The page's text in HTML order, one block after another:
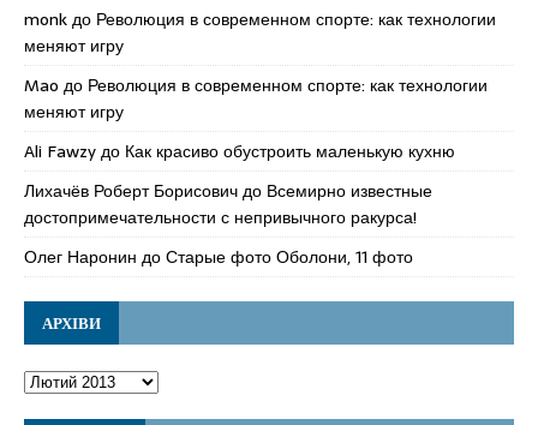
monkдо Революция в современном спорте: как технологии
меняют игру
Mao до Революция в современном спорте: как технологии
меняют игру
Ali Fawzyдо Как красиво обустроить маленькую кухню
Лихачёв Роберт Борисовичдо Всемирно известные
достопримечательности с непривычного ракурса!
Олег Наронин доСтарые фото Оболони, 11 фото
АРХІВИ